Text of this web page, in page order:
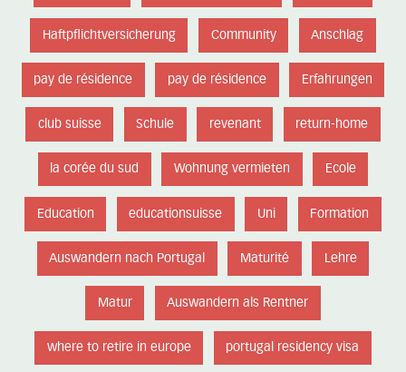
Haftpflichtversicherung Community Anschlag
pay de résidence pay de résidence Erfahrungen
club suisse Schule revenant return-home
la corée du sud Wohnung vermieten Ecole
Education educationsuisse Uni Formation
Auswandern nach Portugal Maturité Lehre
Matur Auswandern als Rentner
where to retire in europe portugal residency visa